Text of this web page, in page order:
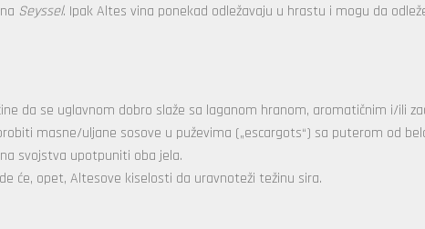
Seyssel. Ipak Altes vina ponekad odležavaju u hrastu i mogu da
da se uglavnom dobro slaže sa laganom hranom, aromatičnim i/ili
masne/uljane sosove u puževima („escargots“) sa puterom od
svojstva upotpuniti oba jela.
će, opet, Altesove kiselosti da uravnoteži težinu sira.